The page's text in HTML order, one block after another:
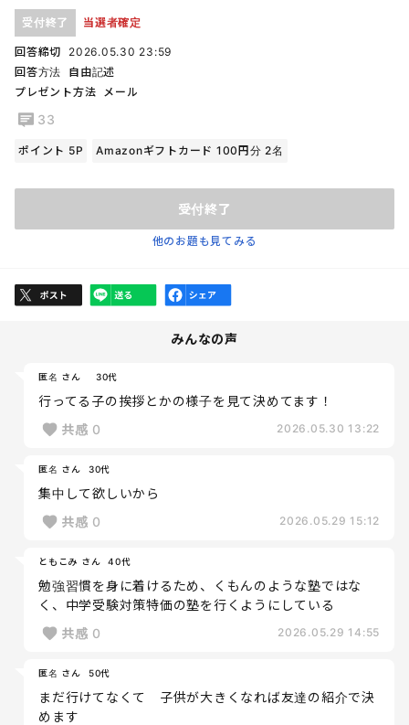
受付終了 当選者確定
回答締切
2026.05.30 23:59
回答方法
自由記述
プレゼント方法
メール
33
ポイント 5P Amazonギフトカード 100円分 2名
受付終了
他のお題も見てみる
みんなの声
匿名 さん 30代
行ってる子の挨拶とかの様子を見て決めてます！
共感 0 2026.05.30 13:22
匿名 さん 30代
集中して欲しいから
共感 0 2026.05.29 15:12
ともこみ さん 40代
勉強習慣を身に着けるため、くもんのような塾ではな
く、中学受験対策特価の塾を行くようにしている
共感 0 2026.05.29 14:55
匿名 さん 50代
まだ行けてなくて 子供が大きくなれば友達の紹介で決
めます